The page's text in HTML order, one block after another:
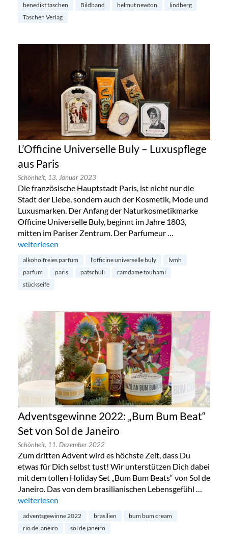
benedikt taschen Bildband helmut newton
lindberg
Taschen Verlag
L’Officine Universelle Buly – Luxuspflege
aus Paris
Schönheit, 13. Januar 2023
Die französische Hauptstadt Paris, ist nicht nur die
Stadt der Liebe, sondern auch der Kosmetik, Mode und
Luxusmarken. Der Anfang der Naturkosmetikmarke
Officine Universelle Buly, beginnt im Jahre 1803,
mitten im Pariser Zentrum. Der Parfumeur …
„L’Officine Universelle Buly – Luxuspflege aus Paris“
weiterlesen
alkoholfreies parfum l'officine universelle buly
lvmh
parfum
paris patschuli
ramdame touhami
stückseife
Adventsgewinne 2022: „Bum Bum Beat“
Set von Sol de Janeiro
Schönheit, 11. Dezember 2022
Zum dritten Advent wird es höchste Zeit, dass Du
etwas für Dich selbst tust! Wir unterstützen Dich dabei
mit dem tollen Holiday Set „Bum Bum Beats“ von Sol de
Janeiro. Das von dem brasilianischen Lebensgefühl …
„Adventsgewinne 2022: „Bum Bum Beat“ Set von Sol de
weiterlesen
adventsgewinne 2022 brasilien
bum bum cream
rio de janeiro
sol de janeiro